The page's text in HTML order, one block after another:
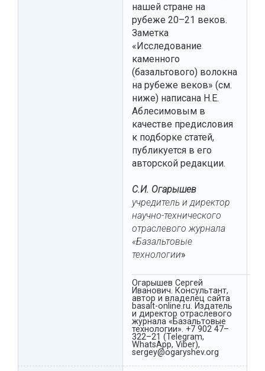
нашей стране на
рубеже 20–21 веков.
Заметка
«Исследование
каменного
(базальтового) волокна
на рубеже веков» (см.
ниже) написана Н.Е.
Аблесимовым в
качестве предисловия
к подборке статей,
публикуется в его
авторской редакции.
С.И. Огарышев
учредитель и директор
научно-технического
отраслевого журнала
«Базальтовые
технологии»
Огарышев Сергей
Иванович. Консультант,
автор и владелец сайта
basalt-online.ru. Издатель
и директор отраслевого
журнала «Базальтовые
технологии». +7 902 47–
322–21 (Telegram,
WhatsApp, Viber),
sergey@ogaryshev.org